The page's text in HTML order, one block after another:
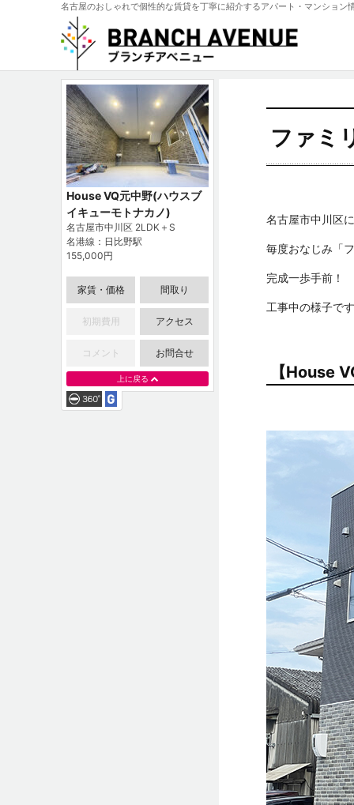
名古屋のおしゃれで個性的な賃貸を丁寧に紹介するアパート・マンション
House VQ元中野(ハウスブ
イキューモトナカノ)
名古屋市中川区 2LDK＋S
名港線：日比野駅
155,000円
家賃・価格 間取り
初期費用 アクセス
コメント お問合せ
上に戻る
ファミ
名古屋市中川区
毎度おなじみ「
完成一歩手前！
工事中の様子で
【House